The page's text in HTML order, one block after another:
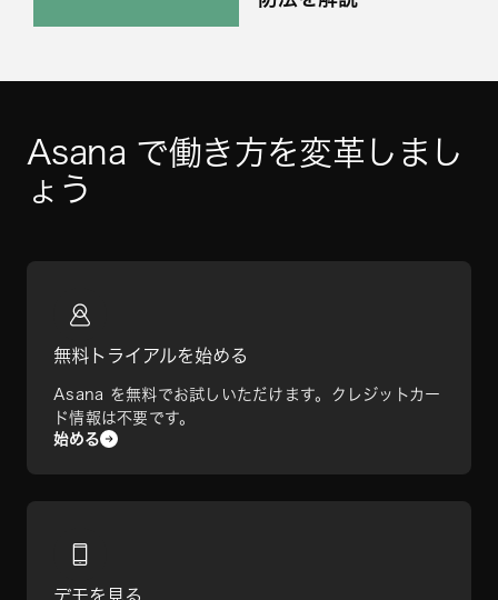
Asana で働き方を変革しまし
ょう
無料トライアルを始める
Asana を無料でお試しいただけます。クレジットカー
ド情報は不要です。
始める
デモを見る